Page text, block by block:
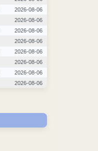
2026-08-06
2026-08-06
2026-08-06
2026-08-06
2026-08-06
2026-08-06
2026-08-06
2026-08-06